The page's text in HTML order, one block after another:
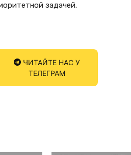
задачей.
ЧИТАЙТЕ НАС У
ТЕЛЕГРАМ